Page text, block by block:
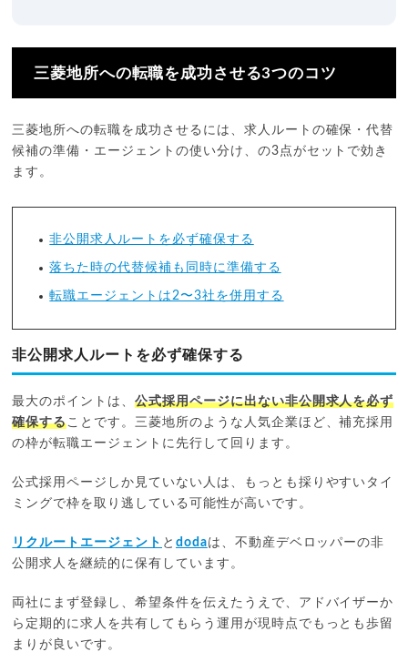
三菱地所への転職を成功させる3つのコツ
三菱地所への転職を成功させるには、求人ルートの確保・代替
候補の準備・エージェントの使い分け、の3点がセットで効き
ます。
非公開求人ルートを必ず確保する
落ちた時の代替候補も同時に準備する
転職エージェントは2〜3社を併用する
非公開求人ルートを必ず確保する
最大のポイントは、公式採用ページに出ない非公開求人を必ず
確保することです。三菱地所のような人気企業ほど、補充採用
の枠が転職エージェントに先行して回ります。
公式採用ページしか見ていない人は、もっとも採りやすいタイ
ミングで枠を取り逃している可能性が高いです。
リクルートエージェント と dodaは、不動産デベロッパーの非
公開求人を継続的に保有しています。
両社にまず登録し、希望条件を伝えたうえで、アドバイザーか
ら定期的に求人を共有してもらう運用が現時点でもっとも歩留
まりが良いです。